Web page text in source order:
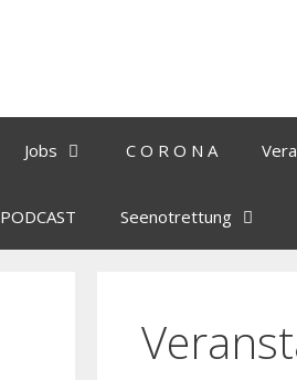
Jobs C O R O N A
PODCAST Seenotrettung